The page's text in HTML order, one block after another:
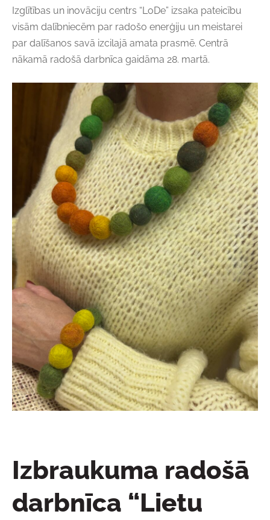
Izglītības un inovāciju centrs “LoDe” izsaka pateicību
visām dalībniecēm par radošo enerģiju un meistarei
par dalīšanos savā izcilajā amata prasmē. Centrā
nākamā radošā darbnīca gaidāma 28. martā.
Izbraukuma radošā
darbnīca “Lietu